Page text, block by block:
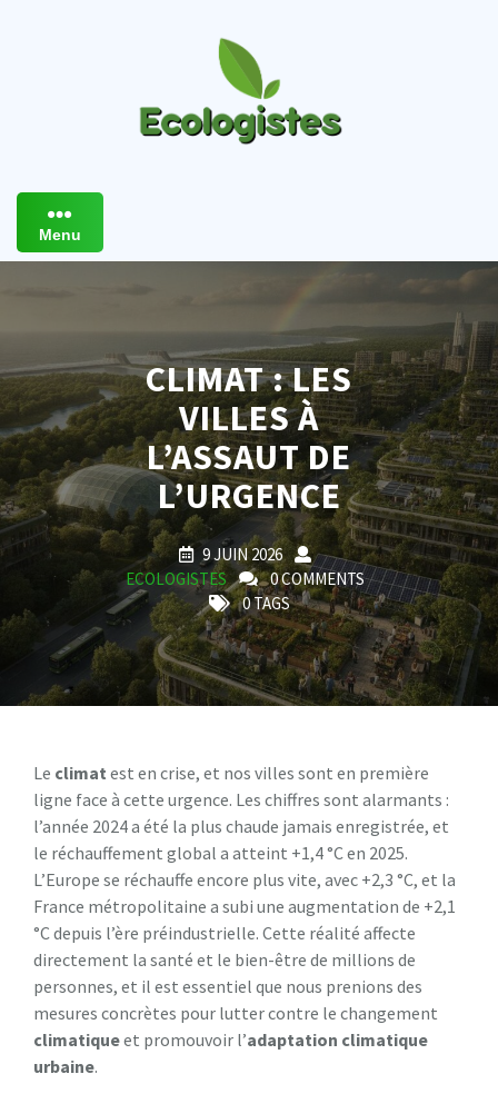
Menu
CLIMAT : LES
VILLES À
L’ASSAUT DE
L’URGENCE
9 JUIN 2026
ECOLOGISTES
0 COMMENTS
0 TAGS
Le climat est en crise, et nos villes sont en première
ligne face à cette urgence. Les chiffres sont alarmants :
l’année 2024 a été la plus chaude jamais enregistrée, et
le réchauffement global a atteint +1,4 °C en 2025.
L’Europe se réchauffe encore plus vite, avec +2,3 °C, et la
France métropolitaine a subi une augmentation de +2,1
°C depuis l’ère préindustrielle. Cette réalité affecte
directement la santé et le bien-être de millions de
personnes, et il est essentiel que nous prenions des
mesures concrètes pour lutter contre le changement
climatiqueet promouvoir l’adaptation climatique
urbaine.